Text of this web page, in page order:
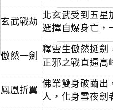
玄武戰劫
北玄武受到五星
選擇自爆身亡，
傲然一劍
釋雲生傲然挺劍
正邪之戰直逼高
鳳凰折翼
佛業雙身破繭出
人，化身雪夜劍